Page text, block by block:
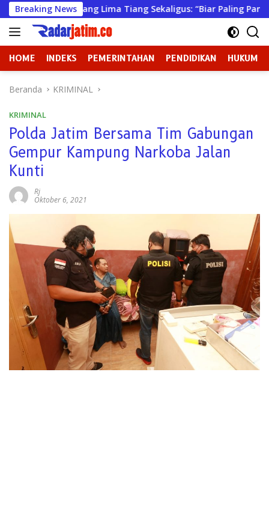
Langsung
ke
konten
Breaking News
Pasang Lima Tiang Sekaligus: “Biar Paling Pancasilais”
HOME INDEKS PEMERINTAHAN PENDIDIKAN HUKUM
Beranda KRIMINAL
KRIMINAL
Polda Jatim Bersama Tim Gabungan
Gempur Kampung Narkoba Jalan
Kunti
Rj
Oktober 6, 2021